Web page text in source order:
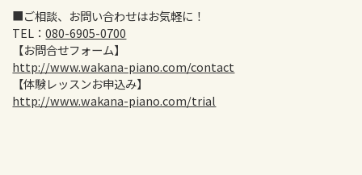
■ご相談、お問い合わせはお気軽に！
TEL：080-6905-0700
【お問合せフォーム】
http://www.wakana-piano.com/contact
【体験レッスンお申込み】
http://www.wakana-piano.com/trial